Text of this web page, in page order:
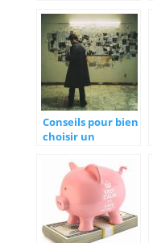
évaluer le
portefeuille de
l’entreprise
Conseils pour bien
choisir un
pour entreprises